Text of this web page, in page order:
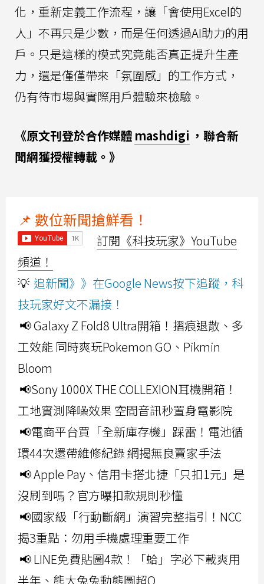
化，重新定義工作流程，讓「會使用Excel的
人」不再只是少數，而是任何透過AI助力的用
戶。只是這樣的模式究竟能否真正提升生產
力，還是僅僅帶來「氛圍感」的工作方式，
仍有待市場與實際用戶體驗來檢驗。
《原文刊登於合作媒體 mashdigi ，聯合新
聞網獲授權轉載。》
📌 數位新聞搶鮮看！
訂閱《科技玩家》YouTube
頻道！
💡 追新聞》》在Google News按下追蹤，科
技玩家好文不漏接！
📢 Galaxy Z Fold8 Ultra開箱！摺痕退散、多
工效能 同時爽玩Pokemon GO、Pikmin
Bloom
📢Sony 1000X THE COLLEXION耳機開箱！
工地實測降噪效果 空間音訊秒置身電影院
📢電商平台買「全新庫存機」踩雷！電池循
環44次還帶維修紀錄 網揭無良賣家手法
📢 Apple Pay、信用卡搭北捷「只扣1元」是
沒刷到嗎？官方曝扣款規則秒懂
📢國家級「行動斷網」演習完整指引！NCC
揭3重點：勿用手機處理重要工作
📢 LINE免費貼圖4款！「蛤」字必下載爽用
半年、熊大兔兔動態圖超Q